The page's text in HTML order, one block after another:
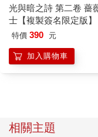
的確是上了年紀。怎
一時之間，Jean的笑
「年幼年老的話題先
來找小殿下，是為正
「是嗎？我還以為你
會是利維坦，一會是姬
光與暗之詩 第二卷 薔
士【複製簽名限定版】
特價 390 元
加入購物車
相關主題